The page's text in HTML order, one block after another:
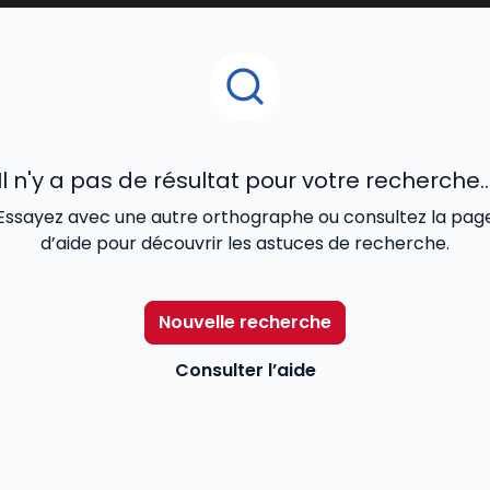
le monde du droit, car elle reflète en temps réel les
juristes d’entreprise. Les revues d’actualité juridique
Elles permettent de
Il n'y a pas de résultat pour votre
avec une autre orthographe ou consultez la
d’aide pour découvrir les astuces de recherche.
Nouvelle recherche
Consulter l’aide